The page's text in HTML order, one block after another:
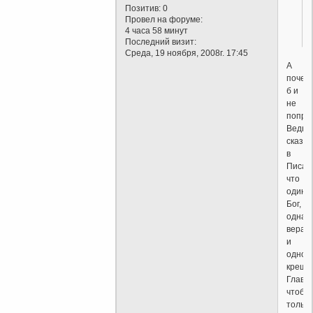
Позитив: 0
Провел на форуме:
4 часа 58 минут
Последний визит:
Среда, 19 ноября, 2008г. 17:45
А
б и
не
Ведь
в
что
один
Бог,
одна
вера
и
одно
чтоб
только